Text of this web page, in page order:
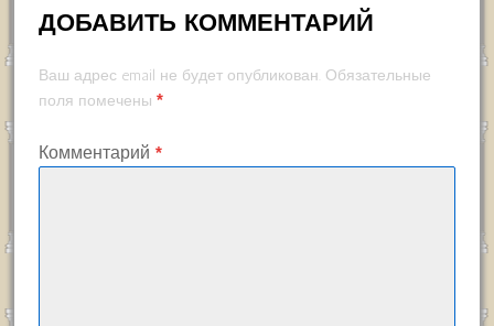
ДОБАВИТЬ КОММЕНТАРИЙ
Ваш адрес email не будет опубликован. Обязательные
поля помечены *
Комментарий *